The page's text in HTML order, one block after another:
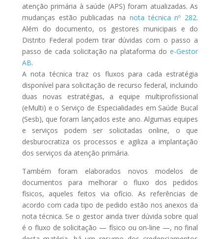
atenção primária à saúde (APS) foram atualizadas. As
mudanças estão publicadas na nota técnica nº 282.
Além do documento, os gestores municipais e do
Distrito Federal podem tirar dúvidas com o passo a
passo de cada solicitação na plataforma doe-Gestor
AB.
A nota técnica traz os fluxos para cada estratégia
disponível para solicitação de recurso federal, incluindo
duas novas estratégias, a equipe multiprofissional
(eMulti) e o Serviço de Especialidades em Saúde Bucal
(Sesb), que foram lançados este ano. Algumas equipes
e serviços podem ser solicitadas online, o que
desburocratiza os processos e agiliza a implantação
dos serviços da atenção primária.
Também foram elaborados novos modelos de
documentos para melhorar o fluxo dos pedidos
físicos, aqueles feitos via ofício. As referências de
acordo com cada tipo de pedido estão nos anexos da
nota técnica. Se o gestor ainda tiver dúvida sobre qual
é o fluxo de solicitação — físico ou on-line —, no final